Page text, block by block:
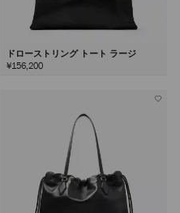
ドローストリング トート ラージ
¥156,200